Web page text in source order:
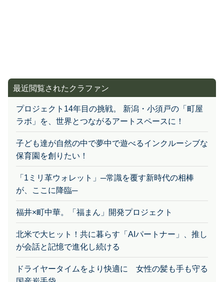
プロジェクト14年目の挑戦。 新潟・小須戸の「町屋
ラボ」を、世界とつながるアートスペースに！
子ども達が自然の中で夢中で遊べるインクルーシブな
保育園を創りたい！
「1ミリ革ウォレット」─常識を覆す新時代の相棒
が、ここに降臨─
福井×町中華。「福まん」開発プロジェクト
北米で大ヒット！共に暮らす「AIパートナー」、推し
が会話と記憶で進化し続ける
ドライヤータイムをより快適に 女性の髪も手も守る
国産炭手袋